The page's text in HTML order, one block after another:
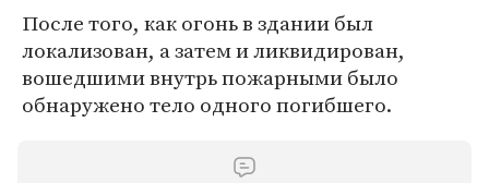
После того, как огонь в здании был
локализован, а затем и ликвидирован,
вошедшими внутрь пожарными было
обнаружено тело одного погибшего.